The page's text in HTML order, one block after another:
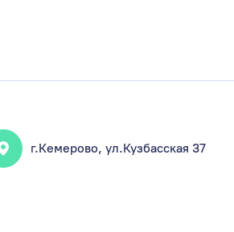
г.Кемерово, ул.Кузбасская 37